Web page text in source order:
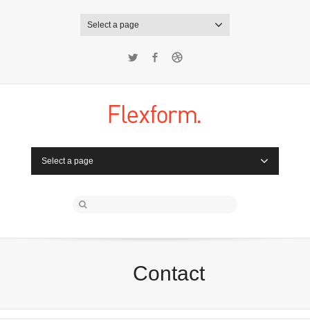
Select a page
Twitter Facebook
Select a page
Contact